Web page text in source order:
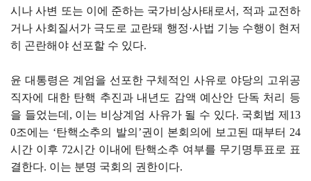
시나 사변 또는 이에 준하는 국가비상사태로서, 적과 교전하
거나 사회질서가 극도로 교란돼 행정·사법 기능 수행이 현저
히 곤란해야 선포할 수 있다.
윤 대통령은 계엄을 선포한 구체적인 사유로 야당의 고위공
직자에 대한 탄핵 추진과 내년도 감액 예산안 단독 처리 등
을 들었는데, 이는 비상계엄 사유가 될 수 있다. 국회법 제13
0조에는 ‘탄핵소추의 발의’권이 본회의에 보고된 때부터 24
시간 이후 72시간 이내에 탄핵소추 여부를 무기명투표로 표
결한다. 이는 분명 국회의 권한이다.